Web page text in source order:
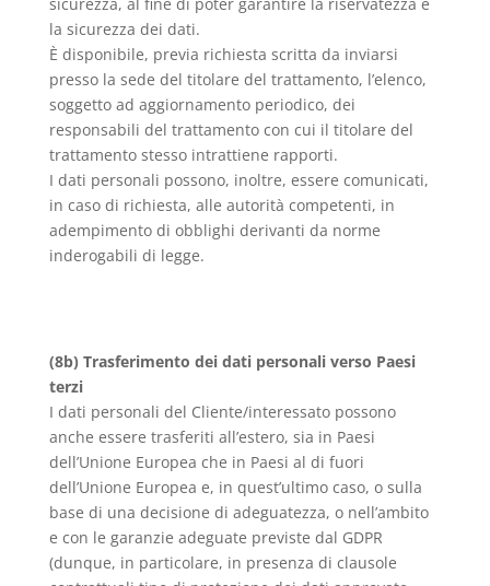
la sicurezza dei dati.
È disponibile, previa richiesta scritta da inviarsi
presso la sede del titolare del trattamento, l’elenco,
soggetto ad aggiornamento periodico, dei
responsabili del trattamento con cui il titolare del
trattamento stesso intrattiene rapporti.
I dati personali possono, inoltre, essere comunicati,
in caso di richiesta, alle autorità competenti, in
adempimento di obblighi derivanti da norme
inderogabili di legge.
(8b) Trasferimento dei dati personali verso Paesi
terzi
I dati personali del Cliente/interessato possono
anche essere trasferiti all’estero, sia in Paesi
dell’Unione Europea che in Paesi al di fuori
dell’Unione Europea e, in quest’ultimo caso, o sulla
base di una decisione di adeguatezza, o nell’ambito
e con le garanzie adeguate previste dal GDPR
(dunque, in particolare, in presenza di clausole